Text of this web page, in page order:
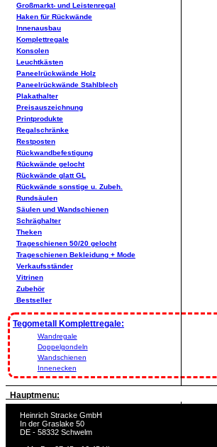
Großmarkt- und Leistenregal
Haken für Rückwände
Innenausbau
Komplettregale
Konsolen
Leuchtkästen
Paneelrückwände Holz
Paneelrückwände Stahlblech
Plakathalter
Preisauszeichnung
Printprodukte
Regalschränke
Restposten
Rückwandbefestigung
Rückwände gelocht
Rückwände glatt GL
Rückwände sonstige u. Zubeh.
Rundsäulen
Säulen und Wandschienen
Schräghalter
Theken
Trageschienen 50/20 gelocht
Trageschienen Bekleidung + Mode
Verkaufsständer
Vitrinen
Zubehör
Bestseller
Tegometall Komplettregale:
Wandregale
Doppelgondeln
Wandschienen
Innenecken
Hauptmenu:
Heinrich Stracke GmbH
In der Graslake 50
DE - 58332 Schwelm